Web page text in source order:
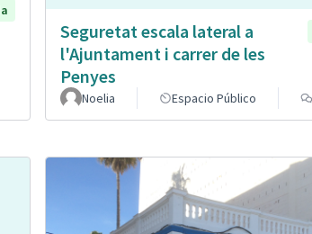
Seguretat escala lateral a
l'Ajuntament i carrer de les
Penyes
Noelia Espacio Público